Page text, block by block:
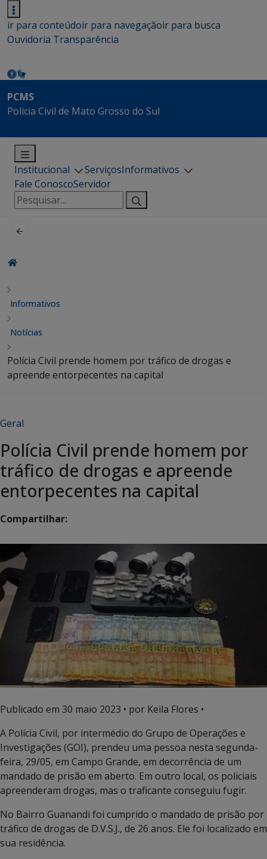
ir para conteúdoir para navegaçãoir para busca
Ouvidoria Transparência
PCMS
Polícia Civil de Mato Grosso do Sul
Institucional ServiçosInformativos
Fale ConoscoServidor
Pesquisar
por:
Informativos
Notícias
Polícia Civil prende homem por tráfico de drogas e
apreende entorpecentes na capital
Geral
Polícia Civil prende homem por
tráfico de drogas e apreende
entorpecentes na capital
Compartilhar:
Publicado em 30 maio 2023 • por Keila Flores •
A Polícia Civil, por intermédio do Grupo de Operações e
Investigações (GOI), prendeu uma pessoa nesta segunda-
feira, 29/05, em Campo Grande, em decorrência de um
mandado de prisão em aberto. Em outro local, os policiais
apreenderam drogas, mas o traficante conseguiu fugir.
No Bairro Guanandi foi cumprido o mandado de prisão por
tráfico de drogas de D.V.S.J., de 26 anos. Ele foi localizado em
sua residência.